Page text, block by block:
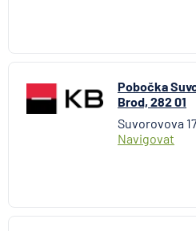
HSBC Bank plc - pobočka
ING Bank N. V.
J&T BANKA
KB Penzijní společnost
Max banka
Pobočka
Brod, 282 01
Suvorovova
Navigovat